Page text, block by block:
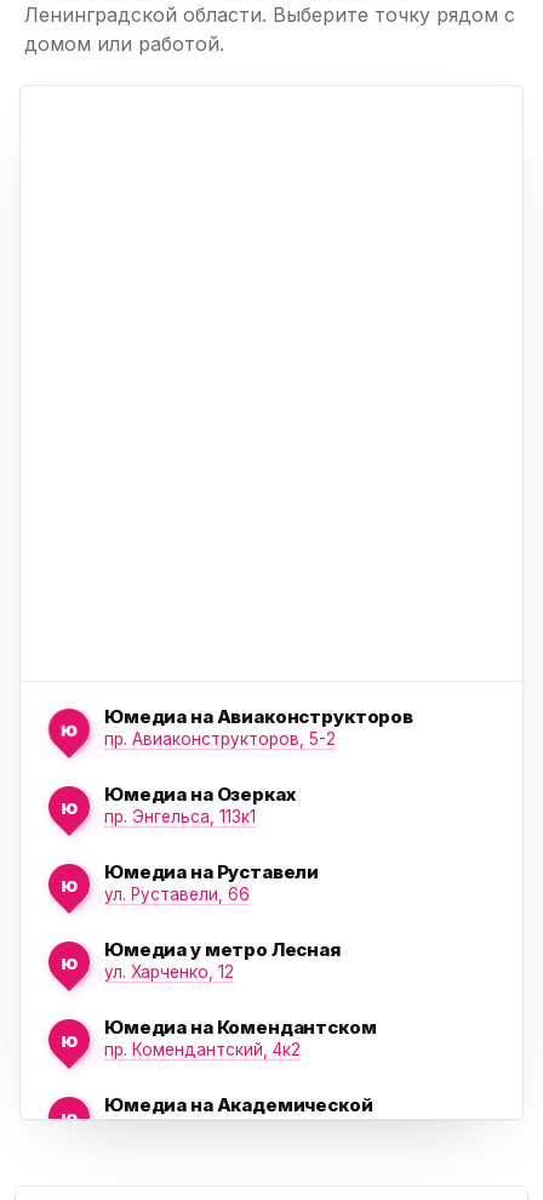
Ленинградской области. Выберите точку рядом с
домом или работой.
ю
Юмедиа на Авиаконструкторов
пр. Авиаконструкторов, 5-2
ю
Юмедиа на Озерках
пр. Энгельса, 113к1
ю
Юмедиа на Руставели
ул. Руставели, 66
ю
Юмедиа у метро Лесная
ул. Харченко, 12
ю
Юмедиа на Комендантском
пр. Комендантский, 4к2
ю
Юмедиа на Академической